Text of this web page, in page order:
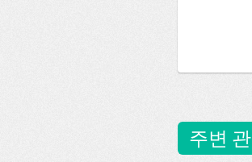
주변